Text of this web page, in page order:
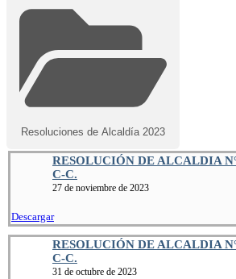
Resoluciones de Alcaldía 2023
RESOLUCIÓN DE ALCALDIA
C-C.
27 de noviembre de 2023
Descargar
RESOLUCIÓN DE ALCALDIA
C-C.
31 de octubre de 2023